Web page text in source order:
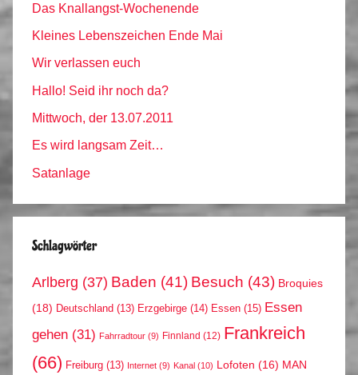
Das Knallangst-Wochenende
Kleines Lebenszeichen Ende Mai
Wir verlassen euch
Hallo! Seid ihr noch da?
Mittwoch, der 13.07.2011
Es wird langsam Zeit…
Satanlage
Schlagwörter
Arlberg (37) Baden (41) Besuch (43) Broquies
(18) Deutschland (13) Erzgebirge (14) Essen (15) Essen
gehen (31) Fahrradtour (9) Finnland (12) Frankreich
(66) Freiburg (13) Internet (9) Kanal (10) Lofoten (16) MAN